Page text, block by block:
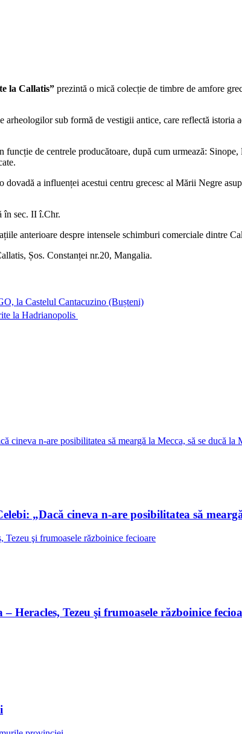
la Callatis” prezintă o mică colecție de timbre de amfore
arheologilor sub formă de vestigii antice, care reflectă
de centrele producătoare, după cum urmează:
dovadă a influenței acestui centru grecesc al Mării Negre
în sec. II î.Chr.
anterioare despre intensele schimburi comerciale dintre
Șos. Constanței nr.20, Mangalia.
la Castelul Cantacuzino (Bușteni)
la Hadrianopolis
„Dacă cineva n-are posibilitatea să
Heracles, Tezeu şi frumoasele războinice